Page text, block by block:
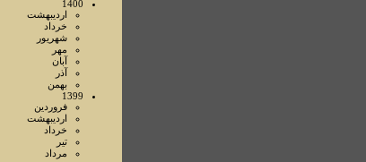
1400
ارديبهشت
خرداد
شهريور
مهر
آبان
آذر
بهمن
1399
فروردين
ارديبهشت
خرداد
تير
مرداد